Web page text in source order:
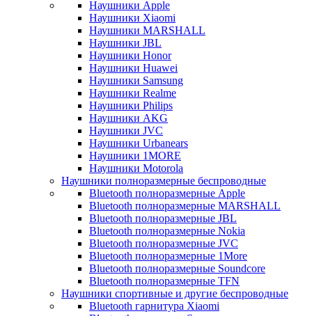
Наушники Apple
Наушники Xiaomi
Наушники MARSHALL
Наушники JBL
Наушники Honor
Наушники Huawei
Наушники Samsung
Наушники Realme
Наушники Philips
Наушники AKG
Наушники JVC
Наушники Urbanears
Наушники 1MORE
Наушники Motorola
Наушники полноразмерные беспроводные
Bluetooth полноразмерные Apple
Bluetooth полноразмерные MARSHALL
Bluetooth полноразмерные JBL
Bluetooth полноразмерные Nokia
Bluetooth полноразмерные JVC
Bluetooth полноразмерные 1More
Bluetooth полноразмерные Soundcore
Bluetooth полноразмерные TFN
Наушники спортивные и другие беспроводные
Bluetooth гарнитура Xiaomi